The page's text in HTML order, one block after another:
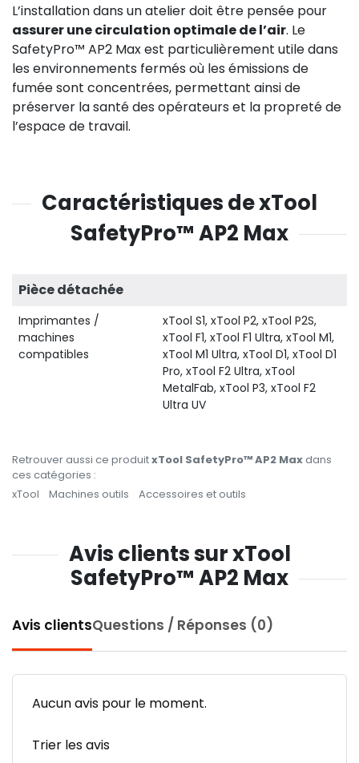
L’installation dans un atelier doit être pensée pour
assurer une circulation optimale de l’air. Le
SafetyPro™ AP2 Max est particulièrement utile dans
les environnements fermés où les émissions de
fumée sont concentrées, permettant ainsi de
préserver la santé des opérateurs et la propreté de
l’espace de travail.
Caractéristiques de xTool
SafetyPro™ AP2 Max
Pièce détachée
Imprimantes /
machines
compatibles
xTool S1, xTool P2, xTool P2S,
xTool F1, xTool F1 Ultra, xTool M1,
xTool M1 Ultra, xTool D1, xTool D1
Pro, xTool F2 Ultra, xTool
MetalFab, xTool P3, xTool F2
Ultra UV
Retrouver aussi ce produitxTool SafetyPro™ AP2 Maxdans
ces catégories :
xTool
Machines outils Accessoires et outils
Avis clients sur xTool
SafetyPro™ AP2 Max
Avis clientsQuestions / Réponses (0)
Aucun avis pour le moment.
Trier les avis